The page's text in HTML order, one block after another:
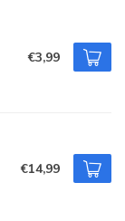
€3,99
€14,99